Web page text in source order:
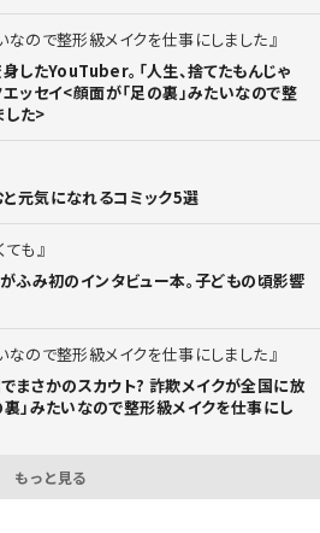
なので整形級メイクを仕事にしました
身したYouTuber。「人生、捨てたもんじゃ
ッセイ<顔面が「足の裏」みたいなので整
した>
元気になれるコミック5選
ても
がふみ初のインタビュー本。子どもの頃影響
なので整形級メイクを仕事にしました
まさかのスカウト? 詐欺メイクが全国に放
」みたいなので整形級メイクを仕事にし
もっと見る